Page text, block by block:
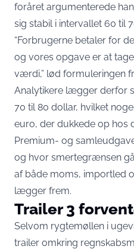
foråret argumenterede han
sig stabil i intervallet 60 til
“Forbrugerne betaler for
og vores opgave er at
værdi,” lød formuleringen
Analytikere lægger derfor
70 til 80 dollar, hvilket
euro, der dukkede op hos
Premium- og
og hvor smertegrænsen
af både moms, importled
lægger frem.
Trailer 3
Selvom rygtemøllen i
trailer omkring